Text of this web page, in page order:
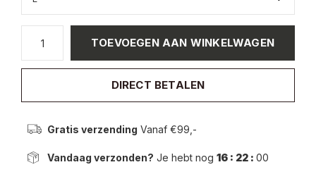
TOEVOEGEN AAN WINKELWAGEN
DIRECT BETALEN
Gratis verzending Vanaf €99,-
Vandaag verzonden? Je hebt nog 16 : 22 : 00